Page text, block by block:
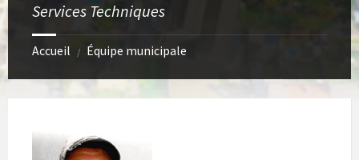
Services Techniques
Accueil / Équipe municipale